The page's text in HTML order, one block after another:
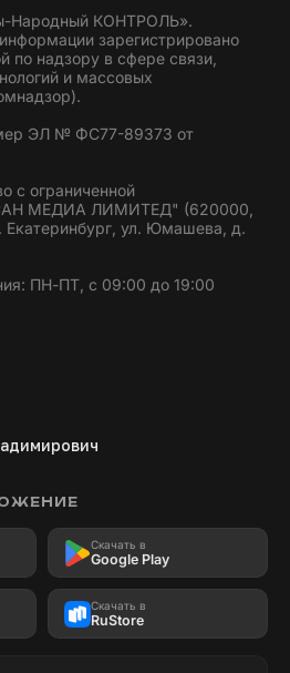
Народный КОНТРОЛЬ».
зарегистрировано
по надзору в сфере связи,
и массовых
ЭЛ № ФС77-89373 от
с ограниченной
МЕДИА ЛИМИТЕД" (620000,
Екатеринбург, ул. Юмашева, д.
ПН-ПТ, с 09:00 до 19:00
Скачать в
Google Play
Скачать в
RuStore